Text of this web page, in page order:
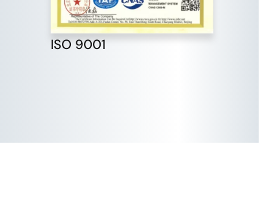
ISO 9001